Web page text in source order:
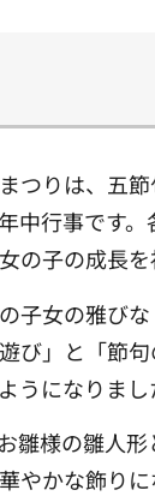
つりは、五
中行事です
の子の成長を
子女の雅び
び」と「節句
うになりまし
雛様の雛人
やかな飾りに